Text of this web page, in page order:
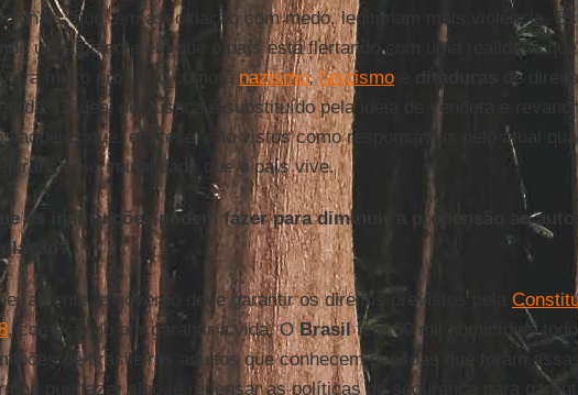
que, em associação com medo, legitimam mais violência.
um ambiente em que o país está flertando com uma realidade
era muito próxima, como o nazismo, fascismoe
de
O ideal de Justiça é substituído pela ideia de vendeta e
aqueles que, em tese, são vistos como responsáveis pelo atual
e criminalidade que o país vive.
as instituições podem fazer para diminuir a propensão ao
o governo deve garantir os direitos previstos pela
, começando por garantir a vida. OBrasiltem 60 mil homicídios
de brasileiros adultos que conhecem pessoas que foram
que fazer algo, é repensar as políticas de segurança para